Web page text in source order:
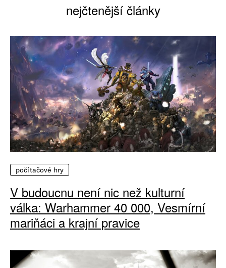
nejčtenější články
počítačové hry
V budoucnu není nic než kulturní
válka: Warhammer 40 000, Vesmírní
mariňáci a krajní pravice